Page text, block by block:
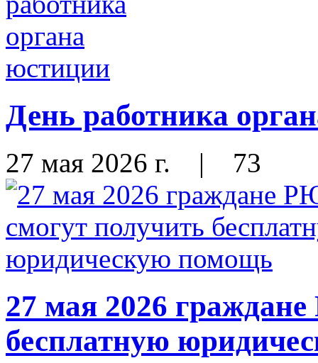
День работника
27 мая 2026 г. | 73
27 мая 2026
бесплатную